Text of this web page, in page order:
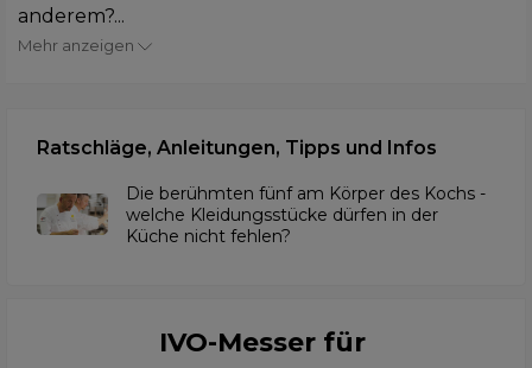
anderem?...
Mehr anzeigen
Ratschläge, Anleitungen, Tipps und Infos
Die berühmten fünf am Körper des Kochs -
welche Kleidungsstücke dürfen in der
Küche nicht fehlen?
IVO-Messer für